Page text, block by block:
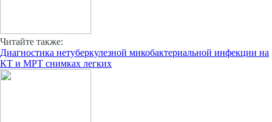
Читайте также:
Диагностика нетуберкулезной микобактериальной инфекции на
КТ и МРТ снимках легких